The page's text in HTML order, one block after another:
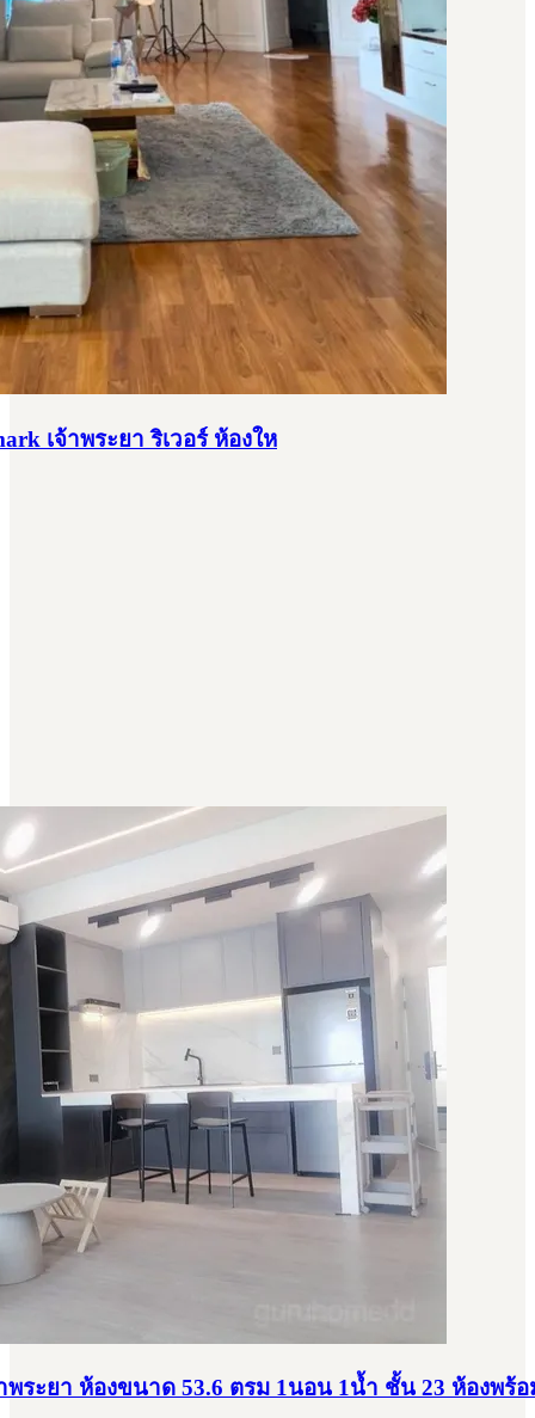
เจ้าพระยา ริเวอร์ ห้องให
ระยา ห้องขนาด 53.6 ตรม 1นอน 1น้ำ ชั้น 23 ห้องพร้อ